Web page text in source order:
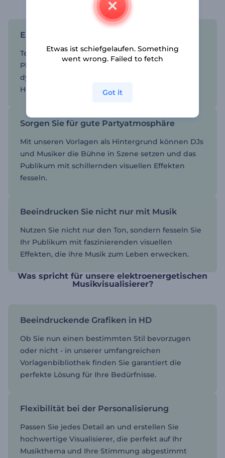
Eine breitere Fangemeinde anziehen
Teilen Sie Ihre Musik auf verschiedenen
Plattformen und Kanälen mit unseren
dynamischen Visualisierungen und erreichen Sie
Hörer auf der ganzen Welt.
Sorgen Sie für gute Partyatmosphäre
Mit unseren Vorlagen als Hintergrund können DJs
und Musiker die Bühne in Szene setzen und das
Publikum mit schillernden visuellen Effekten
fesseln.
Beeindrucken Sie nicht nur mit Musik
Nutzen Sie nicht nur den Ton, sondern fesseln Sie
Ihr Publikum mit faszinierenden visuellen
Effekten, die ihre Musik zum Leben erwecken.
Was spricht für unsere elektroenergetischen
Musikvisualisierer?
Beeindruckende Grafiken in HD
Ob Sie nun einen bestimmten Stil bevorzugen
oder nicht - in unserer umfangreichen
Vorlagenbibliothek finden Sie garantiert die
perfekte Lösung für Ihre Bedürfnisse.
Flexibilität bei der Personalisierung
Passen Sie jedes Detail an und erstellen Sie
hochwertige Visualisierer, die perfekt auf Ihr
Musikthema und Ihre Stimmung abgestimmt
Etwas ist schiefgelaufen. Something
went wrong. Failed to fetch
Got it